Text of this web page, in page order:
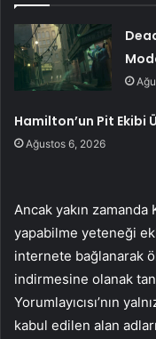
Hamilton’un Pit Ekibi
Ağustos 6, 2026
Ancak yakın zamanda
yapabilme yeteneği
internete bağlanarak
indirmesine olanak
Yorumlayıcısı’nın
kabul edilen alan